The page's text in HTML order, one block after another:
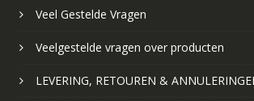
Veel Gestelde Vragen
Veelgestelde vragen over producten
LEVERING, RETOUREN &